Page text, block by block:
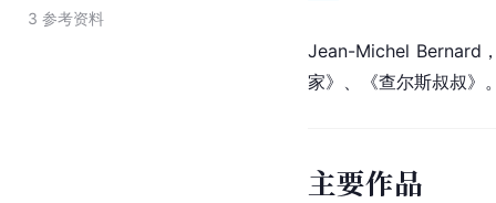
3 参考资料
Jean-Michel Bernard
家》、《查尔斯叔叔》
主要作品